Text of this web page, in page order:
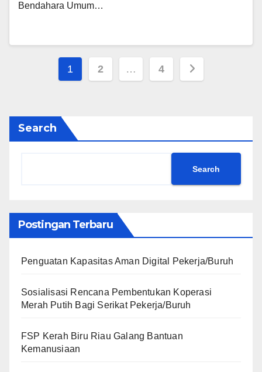
Bendahara Umum…
1 2 … 4
Search
Search
Postingan Terbaru
Penguatan Kapasitas Aman Digital Pekerja/Buruh
Sosialisasi Rencana Pembentukan Koperasi
Merah Putih Bagi Serikat Pekerja/Buruh
FSP Kerah Biru Riau Galang Bantuan
Kemanusiaan